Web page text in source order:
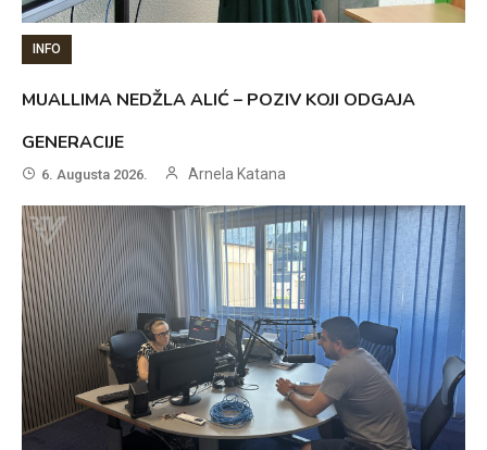
INFO
MUALLIMA NEDŽLA ALIĆ – POZIV KOJI ODGAJA
GENERACIJE
6. Augusta 2026. Arnela Katana